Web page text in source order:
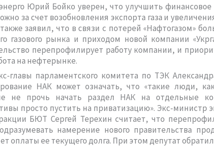
Юрий Бойко уверен, что улучшить финансовое
за счет возобновления экспорта газа и
заявил, что в связи с потерей «Нафтогазом»
газового рынка и приходом новой компании
перепрофилирует работу компании, и
на нефтерынке.
главы парламентского комитета по ТЭК
НАК может означать, что «такие люди,
не прочь начать раздел НАК на отдельные
просто пустить на приватизацию». Экс-министр
БЮТ Сергей Терехин считает, что
намерение нового правительства
оплаты ее текущего долга. При этом депутат